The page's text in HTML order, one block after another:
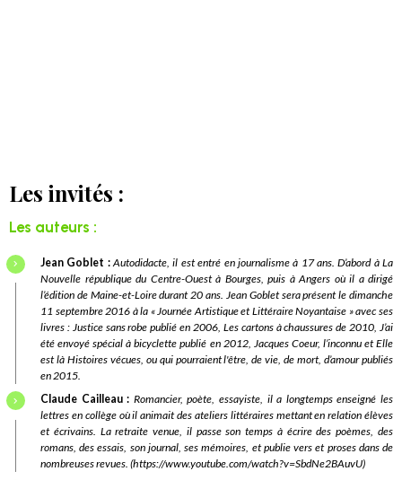
Les invités :
Les auteurs :
Jean Goblet :Autodidacte, il est entré en journalisme à 17 ans. D’abord à La
Nouvelle république du Centre-Ouest à Bourges, puis à Angers où il a dirigé
l’édition de Maine-et-Loire durant 20 ans. Jean Goblet sera présent le dimanche
11 septembre 2016 à la « Journée Artistique et Littéraire Noyantaise » avec ses
livres : Justice sans robe publié en 2006, Les cartons à chaussuresde 2010, J’ai
été envoyé spécial à bicyclette publié en 2012, Jacques Coeur, l’inconnuetElle
est là Histoires vécues, ou qui pourraient l'être, de vie, de mort, d’amourpubliés
en 2015.
Claude Cailleau : Romancier, poète, essayiste, il a longtemps enseigné les
lettres en collège où il animait des ateliers littéraires mettant en relation élèves
et écrivains. La retraite venue, il passe son temps à écrire des poèmes, des
romans, des essais, son journal, ses mémoires, et publie vers et proses dans de
nombreuses revues. (https://www.youtube.com/watch?v=SbdNe2BAuvU)